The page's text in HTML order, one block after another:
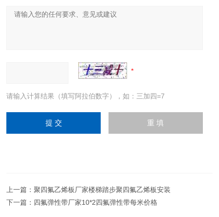
请输入计算结果（填写阿拉伯数字），如：三加四=7
上一篇：聚四氟乙烯板厂家楼梯踏步聚四氟乙烯板安装
下一篇： 四氟弹性带厂家10*2四氟弹性带每米价格